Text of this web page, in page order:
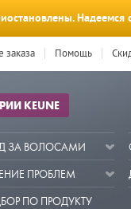
Надеемся
заказа Помощь
KEUNE
ЗА ВОЛОСАМИ
ПРОБЛЕМ
ПО ПРОДУКТУ